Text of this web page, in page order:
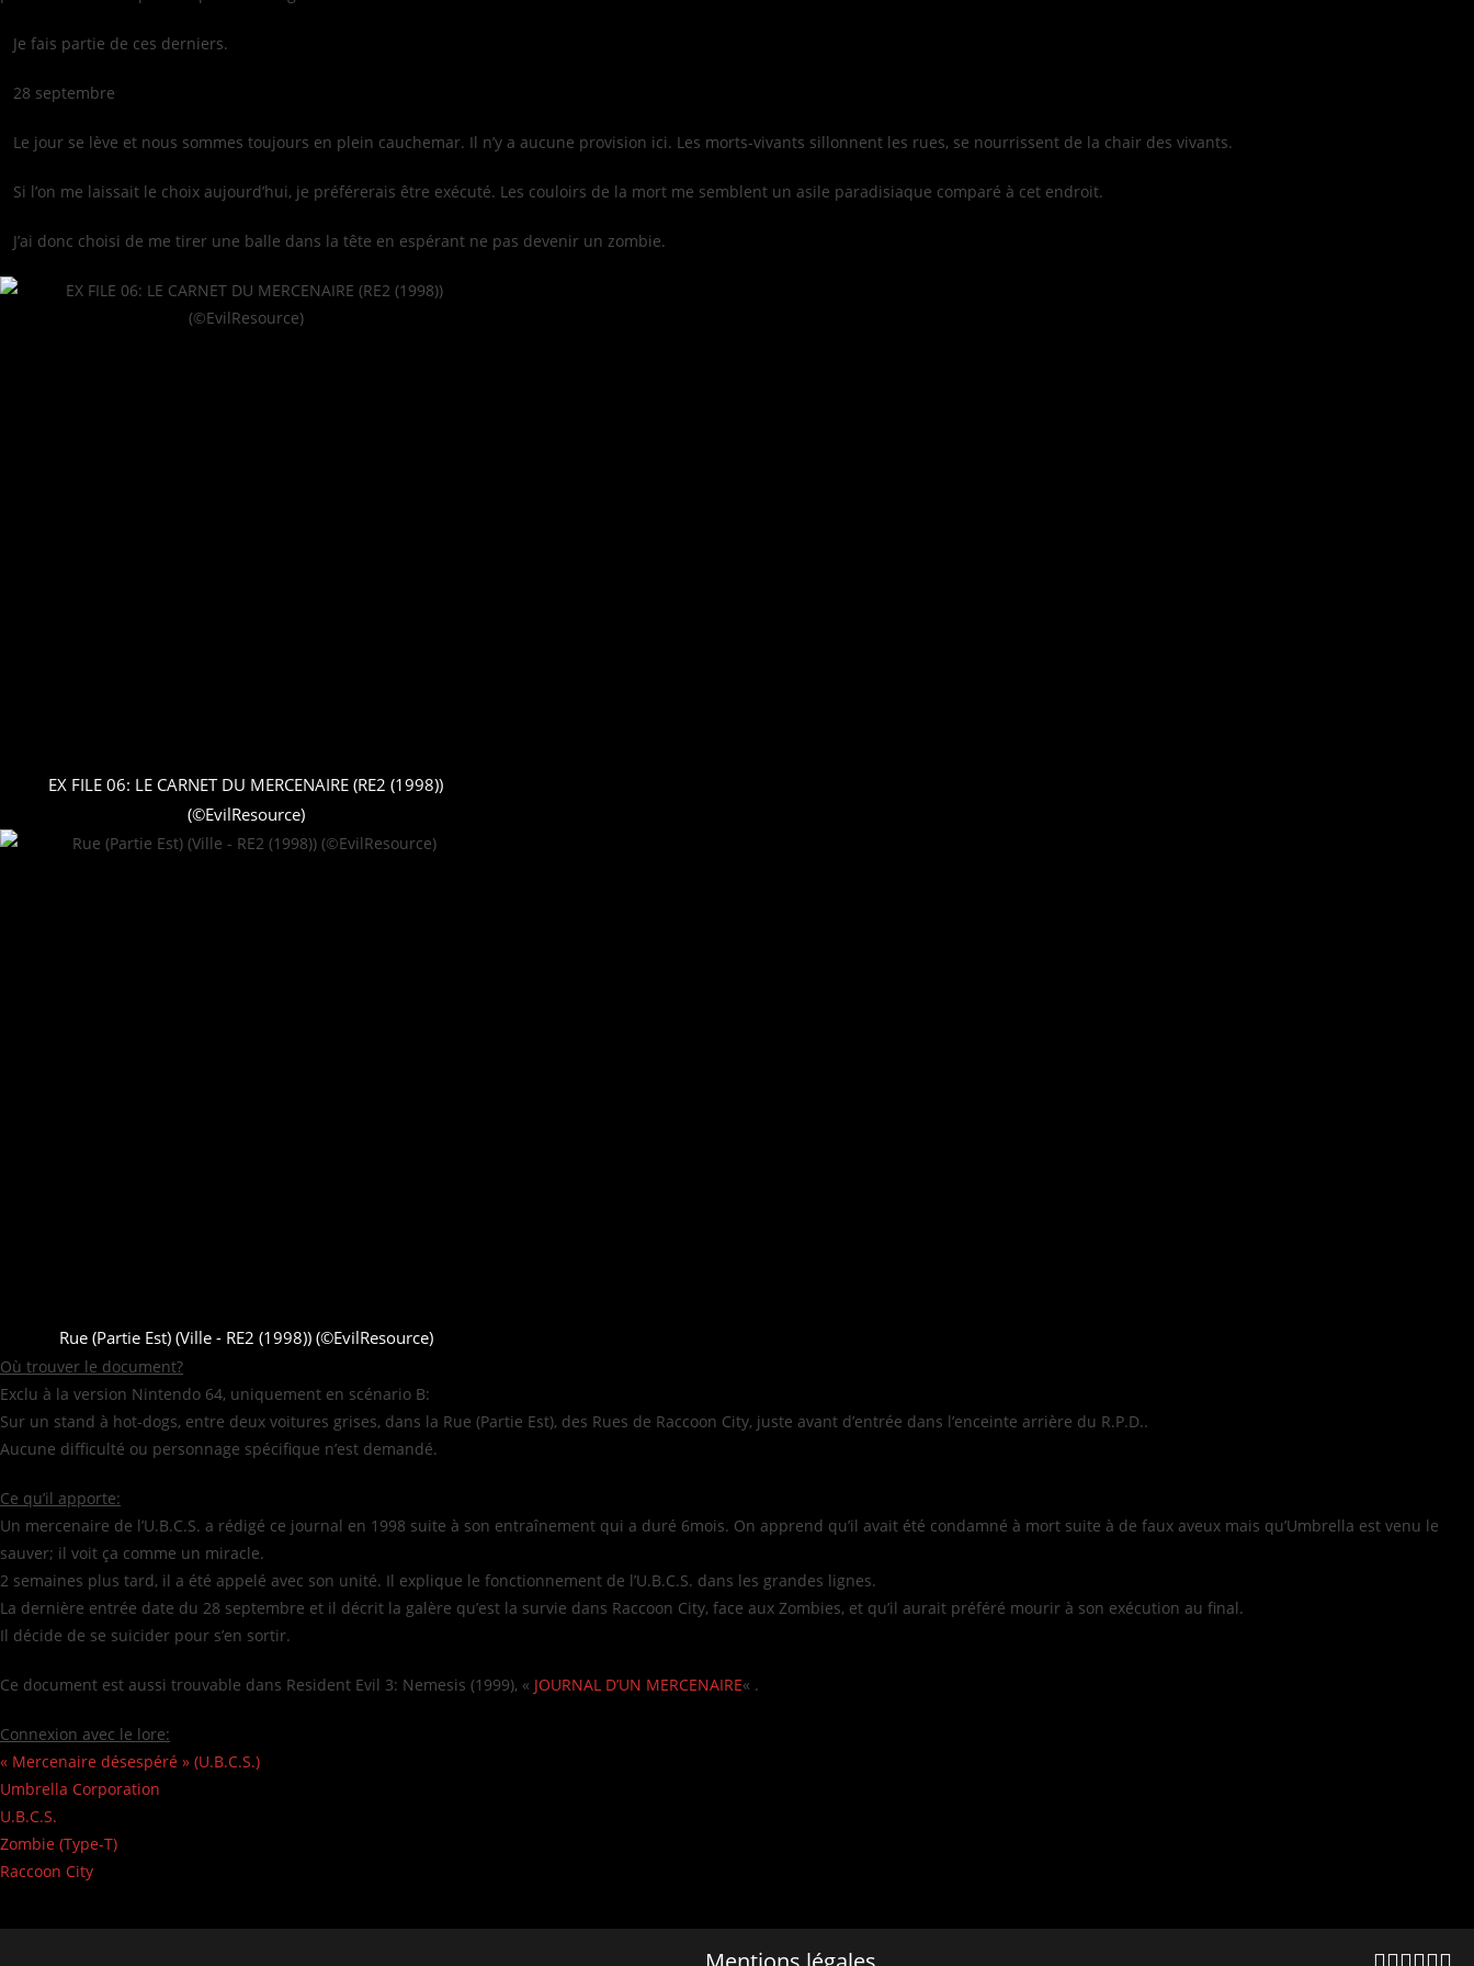
Je fais partie de ces derniers.
28 septembre
Le jour se lève et nous sommes toujours en plein cauchemar. Il n’y a aucune provision ici. Les morts-vivants sillonnent les rues, se nourrissent de la chair des vivants.
Si l’on me laissait le choix aujourd’hui, je préférerais être exécuté. Les couloirs de la mort me semblent un asile paradisiaque comparé à cet endroit.
J’ai donc choisi de me tirer une balle dans la tête en espérant ne pas devenir un zombie.
EX FILE 06: LE CARNET DU MERCENAIRE (RE2 (1998))
(©EvilResource)
Rue (Partie Est) (Ville - RE2 (1998)) (©EvilResource)
Où trouver le document?
Exclu à la version Nintendo 64, uniquement en scénario B:
Sur un stand à hot-dogs, entre deux voitures grises, dans la Rue (Partie Est), des Rues de Raccoon City, juste avant d’entrée dans l’enceinte arrière du R.P.D..
Aucune difficulté ou personnage spécifique n’est demandé.
Ce qu’il apporte:
Un mercenaire de l’U.B.C.S. a rédigé ce journal en 1998 suite à son entraînement qui a duré 6mois. On apprend qu’il avait été condamné à mort suite à de faux aveux mais qu’Umbrella est venu le
sauver; il voit ça comme un miracle.
2 semaines plus tard, il a été appelé avec son unité. Il explique le fonctionnement de l’U.B.C.S. dans les grandes lignes.
La dernière entrée date du 28 septembre et il décrit la galère qu’est la survie dans Raccoon City, face aux Zombies, et qu’il aurait préféré mourir à son exécution au final.
Il décide de se suicider pour s’en sortir.
Ce document est aussi trouvable dans Resident Evil 3: Nemesis (1999), « JOURNAL D’UN MERCENAIRE« .
Connexion avec le lore:
« Mercenaire désespéré » (U.B.C.S.)
Umbrella Corporation
U.B.C.S.
Zombie (Type-T)
Raccoon City